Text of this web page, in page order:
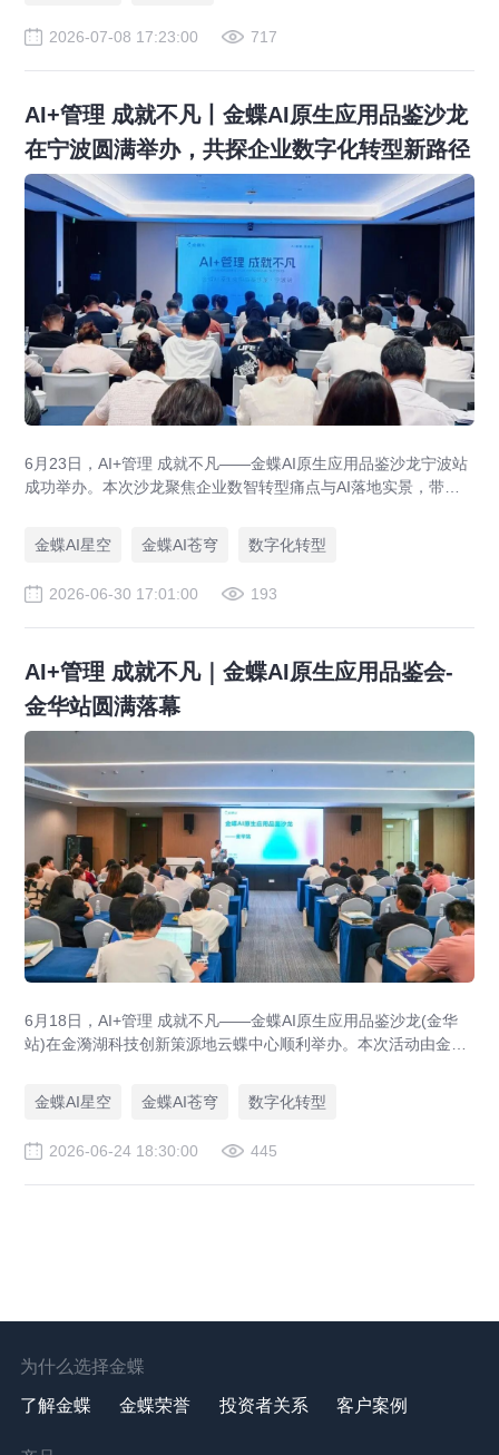
2026-07-08 17:23:00 717
AI+管理 成就不凡丨金蝶AI原生应用品鉴沙龙
在宁波圆满举办，共探企业数字化转型新路径
6月23日，AI+管理 成就不凡——金蝶AI原生应用品鉴沙龙宁波站
成功举办。本次沙龙聚焦企业数智转型痛点与AI落地实景，带来
家、行业管理者，共同探讨AI时代企业数智化转型的新路径、新
机遇。
金蝶AI星空 金蝶AI苍穹 数字化转型
2026-06-30 17:01:00 193
AI+管理 成就不凡｜金蝶AI原生应用品鉴会-
金华站圆满落幕
6月18日，AI+管理 成就不凡——金蝶AI原生应用品鉴沙龙(金华
站)在金漪湖科技创新策源地云蝶中心顺利举办。本次活动由金蝶
有限公司、金华市数据资源协会联合协办，汇聚金华本地众多企
业家、企业管理者及数字化负责人，围绕金蝶全新发布的灵基企
域企业智能化转型升级注入强劲动能。
金蝶AI星空 金蝶AI苍穹 数字化转型
2026-06-24 18:30:00 445
为什么选择金蝶
了解金蝶 金蝶荣誉 投资者关系 客户案例